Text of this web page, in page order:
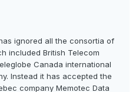
ignored all the consortia of
included British Telecom
Canada international
Instead it has accepted the
company Memotec Data